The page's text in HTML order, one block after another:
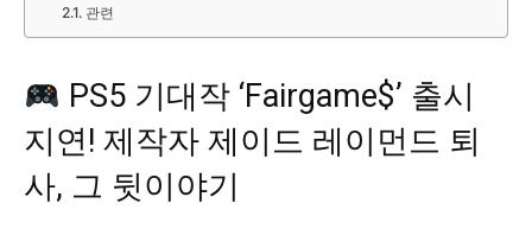
관련
PS5 기대작 ‘Fairgame$’ 출시
지연! 제작자 제이드 레이먼드 퇴
사, 그 뒷이야기